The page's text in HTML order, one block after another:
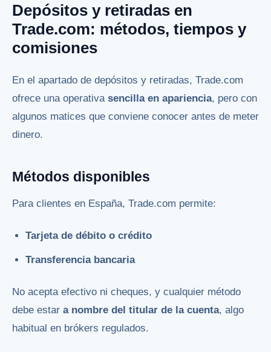
Depósitos y retiradas en
Trade.com: métodos, tiempos y
comisiones
En el apartado de depósitos y retiradas, Trade.com
ofrece una operativa sencilla en apariencia, pero con
algunos matices que conviene conocer antes de meter
dinero.
Métodos disponibles
Para clientes en España, Trade.com permite:
Tarjeta de débito o crédito
Transferencia bancaria
No acepta efectivo ni cheques, y cualquier método
debe estar a nombre del titular de la cuenta, algo
habitual en brókers regulados.